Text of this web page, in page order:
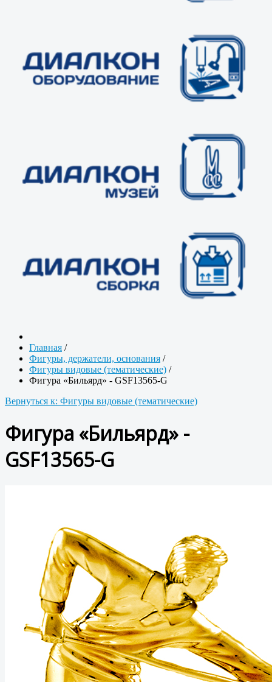
Главная /
Фигуры, держатели, основания /
Фигуры видовые (тематические) /
Фигура «Бильярд» - GSF13565-G
Вернуться к: Фигуры видовые (тематические)
Фигура «Бильярд» -
GSF13565-G